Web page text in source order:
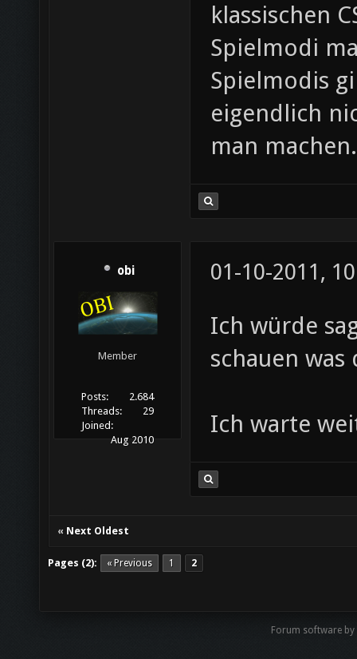
klassischen
Spielmodi
Spielmodis
eigendlich
man machen.
obi
Member
Posts:
2.684
Threads:
29
Joined:
Aug 2010
01-10-2011,
Ich würde
schauen
Ich warte
« Next Oldest
Pages (2): « Previous 1 2
Forum software